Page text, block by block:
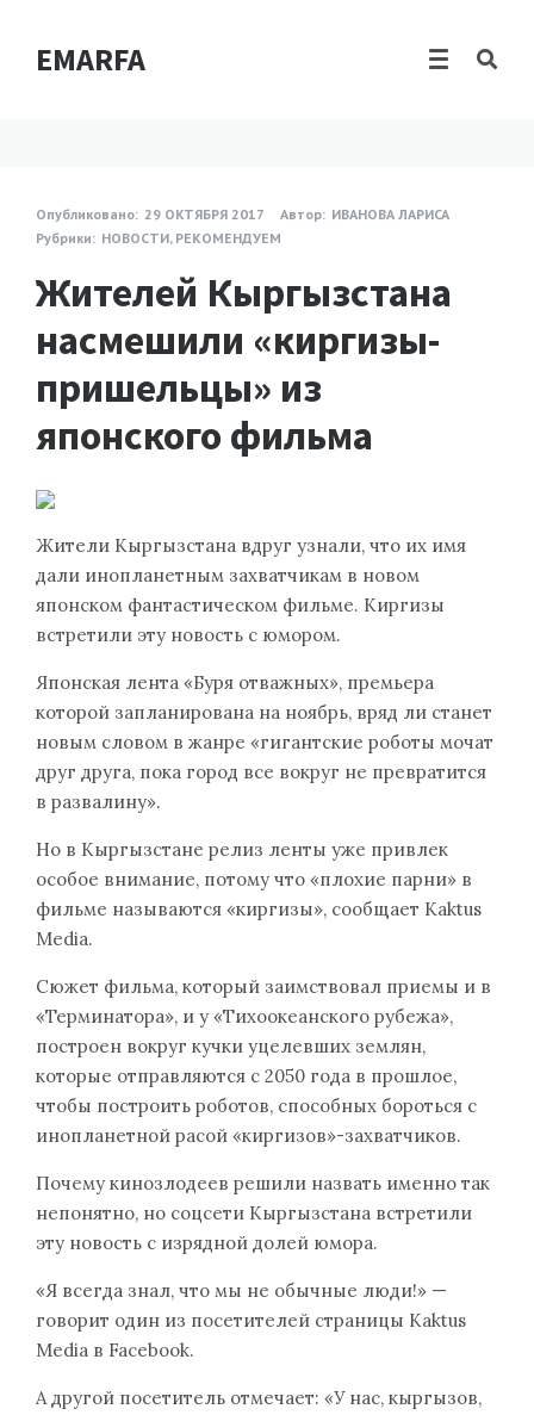
EMARFA
Опубликовано: 29 ОКТЯБРЯ 2017 Автор: ИВАНОВА ЛАРИСА
Рубрики: НОВОСТИ, РЕКОМЕНДУЕМ
Жителей Кыргызстана
насмешили «киргизы-
пришельцы» из
японского фильма
Жители Кыргызстана вдруг узнали, что их имя
дали инопланетным захватчикам в новом
японском фантастическом фильме. Киргизы
встретили эту новость с юмором.
Японская лента «Буря отважных», премьера
которой запланирована на ноябрь, вряд ли станет
новым словом в жанре «гигантские роботы мочат
друг друга, пока город все вокруг не превратится
в развалину».
Но в Кыргызстане релиз ленты уже привлек
особое внимание, потому что «плохие парни» в
фильме называются «киргизы», сообщает Kaktus
Media.
Сюжет фильма, который заимствовал приемы и в
«Терминатора», и у «Тихоокеанского рубежа»,
построен вокруг кучки уцелевших землян,
которые отправляются с 2050 года в прошлое,
чтобы построить роботов, способных бороться с
инопланетной расой «киргизов»-захватчиков.
Почему кинозлодеев решили назвать именно так
непонятно, но соцсети Кыргызстана встретили
эту новость с изрядной долей юмора.
«Я всегда знал, что мы не обычные люди!» —
говорит один из посетителей страницы Kaktus
Media в Facebook.
А другой посетитель отмечает: «У нас, кыргызов,